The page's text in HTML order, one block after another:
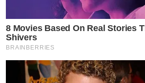
8 Movies Based On Real Stories
Shivers
BRAINBERRIES